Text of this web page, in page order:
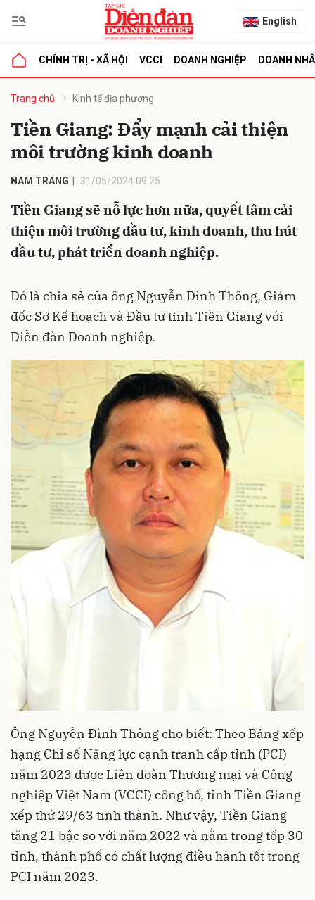
English
CHÍNH TRỊ - XÃ HỘI VCCI DOANH NGHIỆP DOANH
Trang chủ Kinh tế địa phương
Tiền Giang: Đẩy mạnh cải thiện
môi trường kinh doanh
NAM TRANG 31/05/2024 09:25
Tiền Giang sẽ nỗ lực hơn nữa, quyết tâm cải
thiện môi trường đầu tư, kinh doanh, thu hút
đầu tư, phát triển doanh nghiệp.
Đó là chia sẻ của ông Nguyễn Đình Thông, Giám
đốc Sở Kế hoạch và Đầu tư tỉnh Tiền Giang với
Diễn đàn Doanh nghiệp.
Ông Nguyễn Đình Thông cho biết: Theo Bảng xếp
hạng Chỉ số Năng lực cạnh tranh cấp tỉnh (PCI)
năm 2023 được Liên đoàn Thương mại và Công
nghiệp Việt Nam (VCCI) công bố, tỉnh Tiền Giang
xếp thứ 29/63 tỉnh thành. Như vậy, Tiền Giang
tăng 21 bậc so với năm 2022 và nằm trong tốp 30
tỉnh, thành phố có chất lượng điều hành tốt trong
PCI năm 2023.
luận
Hủy